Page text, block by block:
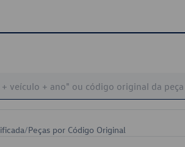
/Peças por Código Original